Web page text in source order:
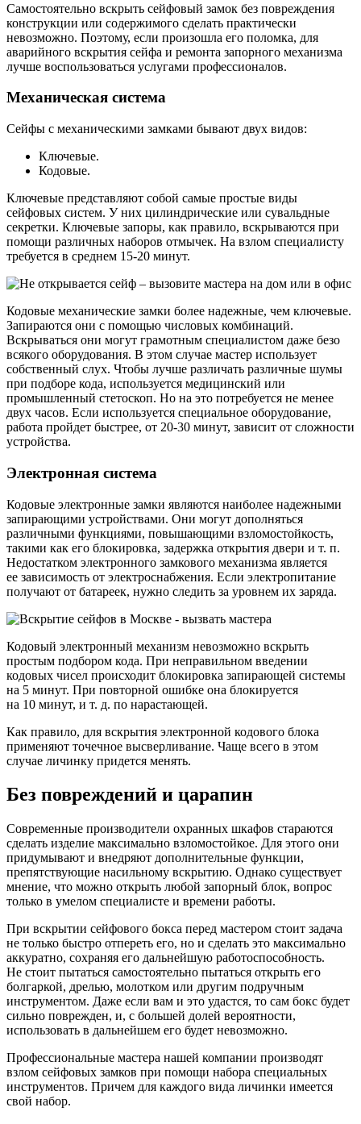
Самостоятельно вскрыть сейфовый замок без повреждения
конструкции или содержимого сделать практически
невозможно. Поэтому, если произошла его поломка, для
аварийного вскрытия сейфа и ремонта запорного механизма
лучше воспользоваться услугами профессионалов.
Механическая система
Сейфы с механическими замками бывают двух видов:
Ключевые.
Кодовые.
Ключевые представляют собой самые простые виды
сейфовых систем. У них цилиндрические или сувальдные
секретки. Ключевые запоры, как правило, вскрываются при
помощи различных наборов отмычек. На взлом специалисту
требуется в среднем 15-20 минут.
Кодовые механические замки более надежные, чем ключевые.
Запираются они с помощью числовых комбинаций.
Вскрываться они могут грамотным специалистом даже безо
всякого оборудования. В этом случае мастер использует
собственный слух. Чтобы лучше различать различные шумы
при подборе кода, используется медицинский или
промышленный стетоскоп. Но на это потребуется не менее
двух часов. Если используется специальное оборудование,
работа пройдет быстрее, от 20-30 минут, зависит от сложности
устройства.
Электронная система
Кодовые электронные замки являются наиболее надежными
запирающими устройствами. Они могут дополняться
различными функциями, повышающими взломостойкость,
такими как его блокировка, задержка открытия двери и т. п.
Недостатком электронного замкового механизма является
ее зависимость от электроснабжения. Если электропитание
получают от батареек, нужно следить за уровнем их заряда.
Кодовый электронный механизм невозможно вскрыть
простым подбором кода. При неправильном введении
кодовых чисел происходит блокировка запирающей системы
на 5 минут. При повторной ошибке она блокируется
на 10 минут, и т. д. по нарастающей.
Как правило, для вскрытия электронной кодового блока
применяют точечное высверливание. Чаще всего в этом
случае личинку придется менять.
Без повреждений и царапин
Современные производители охранных шкафов стараются
сделать изделие максимально взломостойкое. Для этого они
придумывают и внедряют дополнительные функции,
препятствующие насильному вскрытию. Однако существует
мнение, что можно открыть любой запорный блок, вопрос
только в умелом специалисте и времени работы.
При вскрытии сейфового бокса перед мастером стоит задача
не только быстро отпереть его, но и сделать это максимально
аккуратно, сохраняя его дальнейшую работоспособность.
Не стоит пытаться самостоятельно пытаться открыть его
болгаркой, дрелью, молотком или другим подручным
инструментом. Даже если вам и это удастся, то сам бокс будет
сильно поврежден, и, с большей долей вероятности,
использовать в дальнейшем его будет невозможно.
Профессиональные мастера нашей компании производят
взлом сейфовых замков при помощи набора специальных
инструментов. Причем для каждого вида личинки имеется
свой набор.